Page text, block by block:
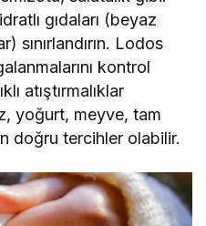
gıdaları (beyaz
sınırlandırın. Lodos
kontrol
atıştırmalıklar
yoğurt, meyve, tam
doğru tercihler olabilir.